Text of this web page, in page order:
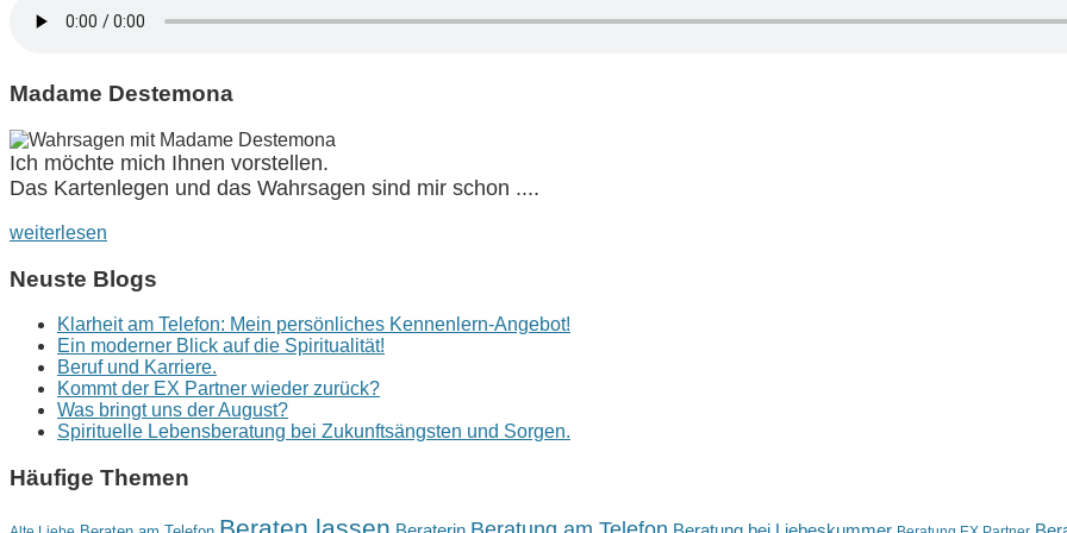
Madame Destemona
Ich möchte mich Ihnen vorstellen.
Das Kartenlegen und das Wahrsagen sind mir schon ....
weiterlesen
Neuste Blogs
Klarheit am Telefon: Mein persönliches Kennenlern-Angebot!
Ein moderner Blick auf die Spiritualität!
Beruf und Karriere.
Kommt der EX Partner wieder zurück?
Was bringt uns der August?
Spirituelle Lebensberatung bei Zukunftsängsten und Sorgen.
Häufige Themen
Beraten lassen